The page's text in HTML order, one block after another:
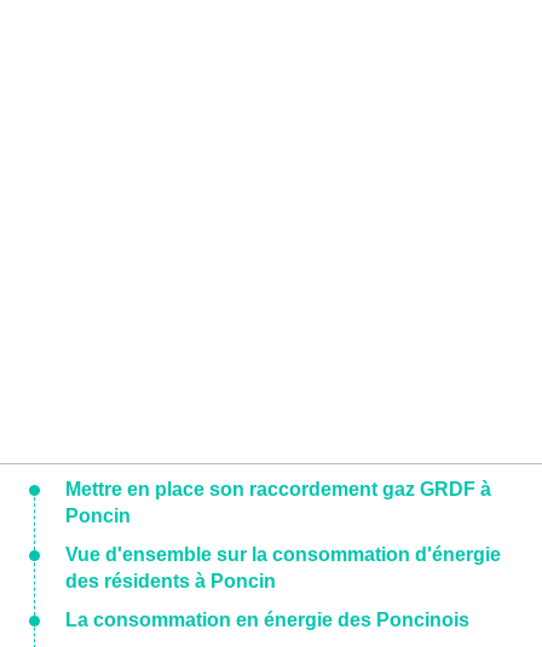
Mettre en place son raccordement gaz GRDF à
Poncin
Vue d'ensemble sur la consommation d'énergie
des résidents à Poncin
La consommation en énergie des Poncinois